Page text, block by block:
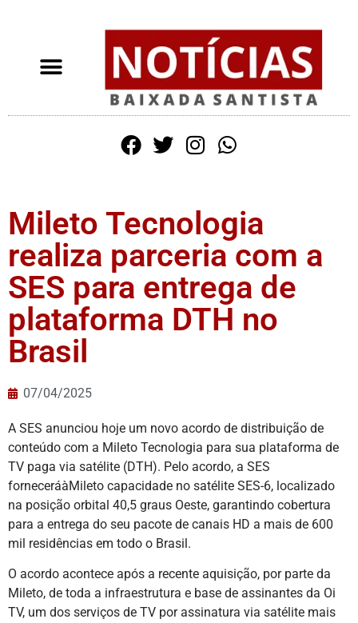
Mileto Tecnologia
realiza parceria com a
SES para entrega de
plataforma DTH no
Brasil
07/04/2025
A SES anunciou hoje um novo acordo de distribuição de
conteúdo com a Mileto Tecnologia para sua plataforma de
TV paga via satélite (DTH). Pelo acordo, a SES
forneceráàMileto capacidade no satélite SES-6, localizado
na posição orbital 40,5 graus Oeste, garantindo cobertura
para a entrega do seu pacote de canais HD a mais de 600
mil residências em todo o Brasil.
O acordo acontece após a recente aquisição, por parte da
Mileto, de toda a infraestrutura e base de assinantes da Oi
TV, um dos serviços de TV por assinatura via satélite mais